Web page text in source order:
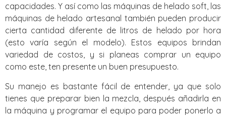
capacidades. Y así como las máquinas de helado soft, las
máquinas de helado artesanal también pueden producir
cierta cantidad diferente de litros de helado por hora
(esto varía según el modelo). Estos equipos brindan
variedad de costos, y si planeas comprar un equipo
como este, ten presente un buen presupuesto.
Su manejo es bastante fácil de entender, ya que solo
tienes que preparar bien la mezcla, después añadirla en
la máquina y programar el equipo para poder ponerlo a